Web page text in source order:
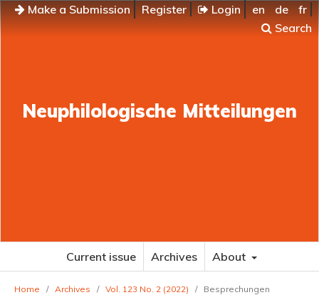
Make a Submission Register Login en de
fr
Search
Neuphilologische Mitteilungen
Current issue Archives About
Home / Archives / Vol. 123 No. 2 (2022) / Besprechungen